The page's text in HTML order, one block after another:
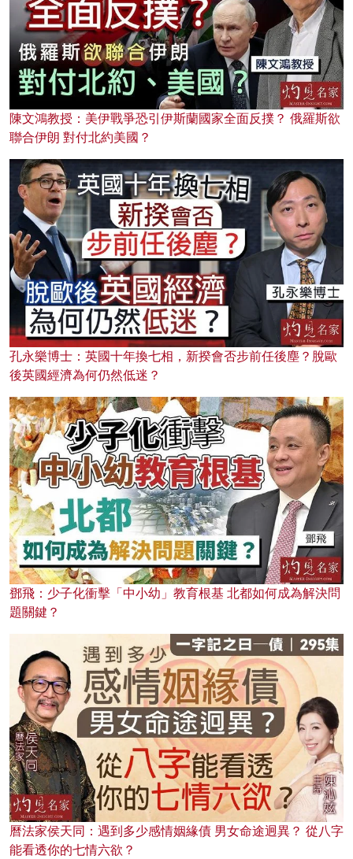
陳文鴻教授：美伊戰爭恐引伊斯蘭國家全面反撲？ 俄羅斯欲
聯合伊朗 對付北約美國？
孔永樂博士：英國十年換七相，新揆會否步前任後塵？脫歐
後英國經濟為何仍然低迷？
鄧飛：少子化衝擊「中小幼」教育根基 北都如何成為解決問
題關鍵？
曆法家侯天同：遇到多少感情姻緣債 男女命途迥異？ 從八字
能看透你的七情六欲？